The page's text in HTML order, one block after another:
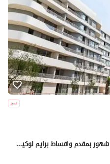
فيلا دوبلكس بجاردن كورنر استلام بعد شهور بمقدم واقساط برايم لوكيشين فيو مفتوح للبيع في كمبوند بلوم فيلدز مستقبل سيتي القاهرة الجديدة بالقرب من سراي